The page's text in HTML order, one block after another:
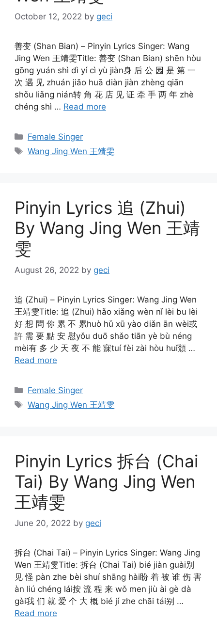
October 12, 2022 by geci
善变 (Shan Bian) – Pinyin Lyrics Singer: Wang
Jing Wen 王靖雯Title: 善变 (Shan Bian) shēn hòu
gōng yuán shì dì yí cì yù jiàn身 后 公 园 是 第 一
次 遇 见 zhuán jiǎo huā diàn jiàn zhèng qiān
shǒu liǎng nián转 角 花 店 见 证 牵 手 两 年 zhè
chéng shì … Read more
Categories
Female Singer
Tags
Wang Jing Wen 王靖雯
Pinyin Lyrics 追 (Zhui)
By Wang Jing Wen 王靖
雯
August 26, 2022 by geci
追 (Zhui) – Pinyin Lyrics Singer: Wang Jing Wen
王靖雯Title: 追 (Zhui) hǎo xiǎng wèn nǐ lèi bu lèi
好 想 問 你 累 不 累huò hǔ xū yào diǎn ān wèi或
許 需 要 點 安 慰yǒu duō shǎo tiān yè bù néng
mèi有 多 少 天 夜 不 能 寐tuí fèi zài hòu huǐ頹 …
Read more
Categories
Female Singer
Tags
Wang Jing Wen 王靖雯
Pinyin Lyrics 拆台 (Chai
Tai) By Wang Jing Wen
王靖雯
June 20, 2022 by geci
拆台 (Chai Tai) – Pinyin Lyrics Singer: Wang Jing
Wen 王靖雯Title: 拆台 (Chai Tai) bié jiàn guài别
见 怪 pàn zhe bèi shuí shāng hài盼 着 被 谁 伤 害
àn liú chéng lái按 流 程 来 wǒ men jiù ài gè dà
gài我 们 就 爱 个 大 概 bié jí zhe chāi tái别 …
Read more